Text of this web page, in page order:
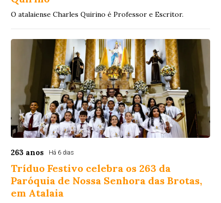
O atalaiense Charles Quirino é Professor e Escritor.
263 anos Há 6 dias
Tríduo Festivo celebra os 263 da
Paróquia de Nossa Senhora das Brotas,
em Atalaia